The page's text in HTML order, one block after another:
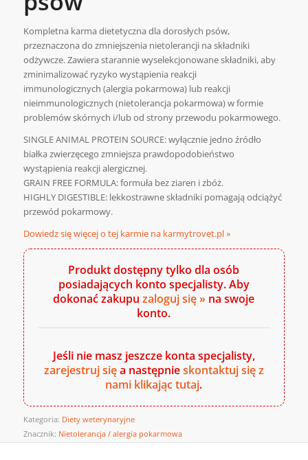
Kompletna karma dietetyczna dla dorosłych psów,
przeznaczona do zmniejszenia nietolerancji na składniki
odżywcze. Zawiera starannie wyselekcjonowane składniki, aby
zminimalizować ryzyko wystąpienia reakcji
immunologicznych (alergia pokarmowa) lub reakcji
nieimmunologicznych (nietolerancja pokarmowa) w formie
problemów skórnych i/lub od strony przewodu pokarmowego.
SINGLE ANIMAL PROTEIN SOURCE: wyłącznie jedno źródło
białka zwierzęcego zmniejsza prawdopodobieństwo
wystąpienia reakcji alergicznej.
GRAIN FREE FORMULA: formuła bez ziaren i zbóż.
HIGHLY DIGESTIBLE: lekkostrawne składniki pomagają odciążyć
przewód pokarmowy.
Dowiedz się więcej o tej karmie na karmytrovet.pl »
Produkt dostępny tylko dla osób
posiadających konto specjalisty. Aby
dokonać zakupuzaloguj się » na swoje
konto.
Jeśli nie masz jeszcze konta specjalisty,
zarejestruj sięa następnieskontaktuj się z
nami klikając tutaj.
Kategoria: Diety weterynaryjne
Znacznik: Nietolerancja / alergia pokarmowa